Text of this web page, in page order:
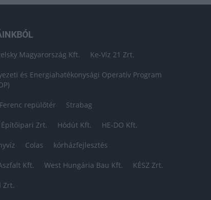
Magyarország Kft. Ke-Víz 21 Zrt.
és Energiahatékonysági Operatív Program
repülőtér Strabag
Építőipari Zrt. Hódút Kft. HE-DO Kft.
Colas kórházfejlesztés
Kft. West Hungária Bau Kft. KÉSZ Zrt.
Zrt.